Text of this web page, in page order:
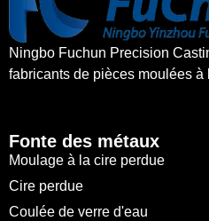
Ningbo Fuchun Precision
fabricants de pièces moulées à
Fonte des métaux
Moulage à la cire perdue
Cire perdue
Coulée de verre d'eau